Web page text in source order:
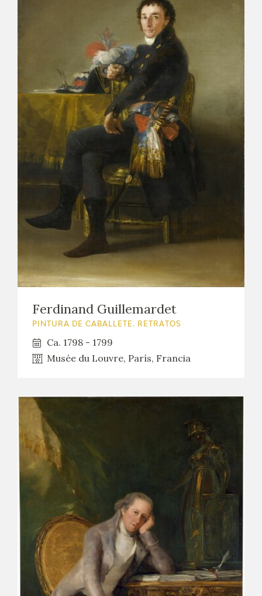
Ferdinand Guillemardet
PINTURA DE CABALLETE. RETRATOS
Ca. 1798 - 1799
Musée du Louvre, París, Francia